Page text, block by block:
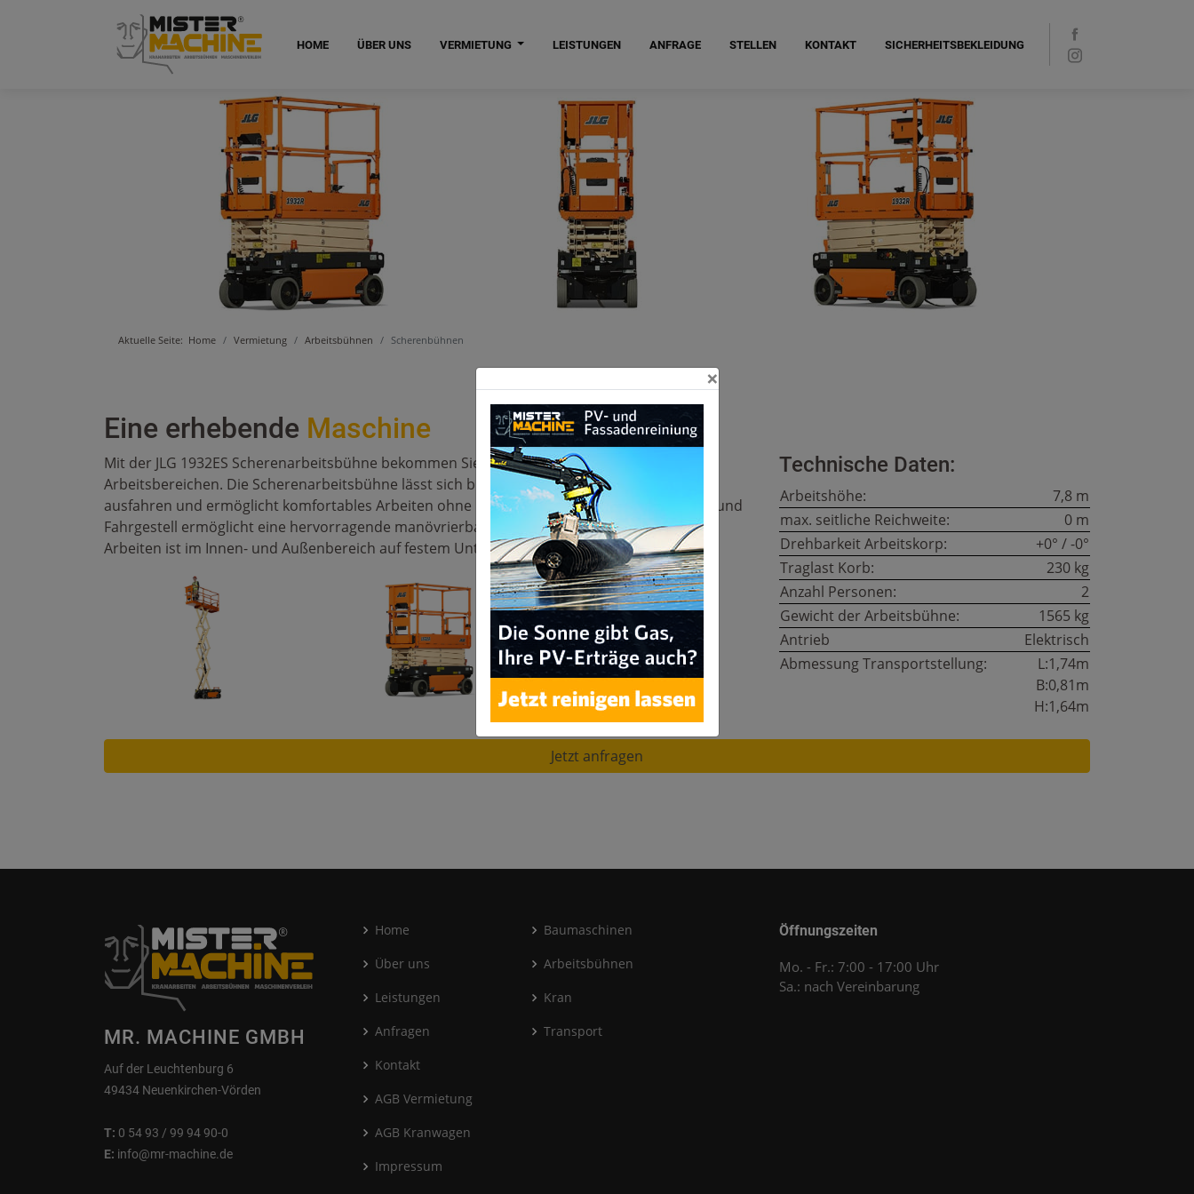
HOME ÜBER UNS VERMIETUNG LEISTUNGEN ANFRAGE STELLEN KONTAKT SICHERHEITSBEKLEIDUNG
Aktuelle Seite: Home Vermietung Arbeitsbühnen Scherenbühnen
Eine erhebende Maschine
Mit der JLG 1932ES Scherenarbeitsbühne bekommen Sie einfachen Zugang zu entlegenen
Arbeitsbereichen. Die Scherenarbeitsbühne lässt sich bis zu einer Arbeitshöhe von 7,8m
ausfahren und ermöglicht komfortables Arbeiten ohne Kompromisse. Das spezielle Design und
Fahrgestell ermöglicht eine hervorragende manövrierbarkeit auf engem Raum. Das sichere
Arbeiten ist im Innen- und Außenbereich auf festem Untergrund möglich.
Technische Daten:
Arbeitshöhe:
7,8 m
max. seitliche Reichweite:
0 m
Drehbarkeit Arbeitskorp:
+0° / -0°
Traglast Korb:
230 kg
Anzahl Personen:
2
Gewicht der Arbeitsbühne:
1565 kg
Antrieb
Elektrisch
Abmessung Transportstellung:
L:1,74m
B:0,81m
H:1,64m
Jetzt anfragen
MR. MACHINE GMBH
Auf der Leuchtenburg 6
49434 Neuenkirchen-Vörden
T: 0 54 93 / 99 94 90-0
E: info@mr-machine.de
Home
Über uns
Leistungen
Anfragen
Kontakt
AGB Vermietung
AGB Kranwagen
Impressum
Baumaschinen
Arbeitsbühnen
Kran
Transport
Öffnungszeiten
Mo. - Fr.: 7:00 - 17:00 Uhr
Sa.: nach Vereinbarung
×